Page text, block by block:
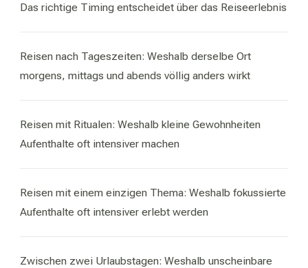
Das richtige Timing entscheidet über das Reiseerlebnis
Reisen nach Tageszeiten: Weshalb derselbe Ort
morgens, mittags und abends völlig anders wirkt
Reisen mit Ritualen: Weshalb kleine Gewohnheiten
Aufenthalte oft intensiver machen
Reisen mit einem einzigen Thema: Weshalb fokussierte
Aufenthalte oft intensiver erlebt werden
Zwischen zwei Urlaubstagen: Weshalb unscheinbare